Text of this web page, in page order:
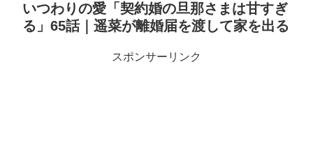
いつわりの愛「契約婚の旦那さまは甘すぎ
る」65話｜遥菜が離婚届を渡して家を出る
スポンサーリンク